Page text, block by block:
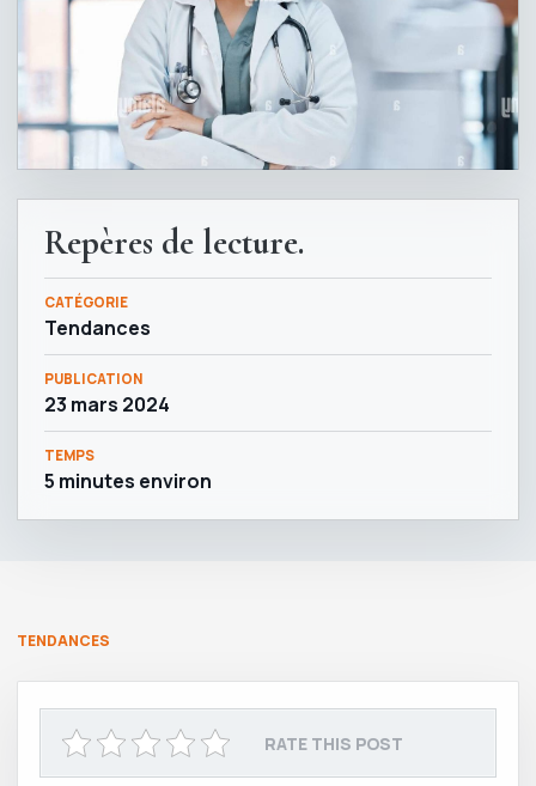
Repères de lecture.
CATÉGORIE
Tendances
PUBLICATION
23 mars 2024
TEMPS
5 minutes environ
TENDANCES
RATE THIS POST